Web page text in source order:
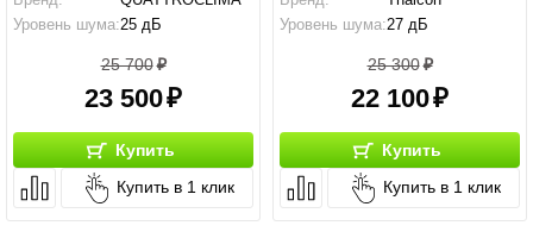
Уровень шума:25 дБ
25 700
23 500
Купить
Купить в 1 клик
Уровень шума:27 дБ
25 300
22 100
Купить
Купить в 1 клик